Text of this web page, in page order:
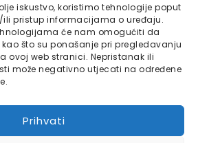
iskustvo, koristimo tehnologije poput
pristup informacijama o uređaju.
će nam omogućiti da
što su ponašanje pri pregledavanju
ovoj web stranici. Nepristanak ili
može negativno utjecati na određene
Prihvati
Bajtbox
Bajtbox koristi
usluge.